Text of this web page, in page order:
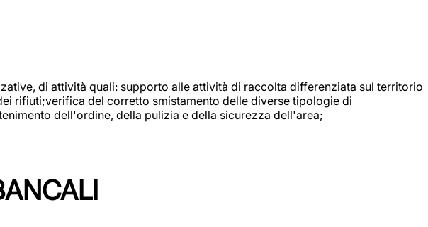
di attività quali: supporto alle attività di raccolta differenziata sul territorio
rifiuti;verifica del corretto smistamento delle diverse tipologie di
dell'ordine, della pulizia e della sicurezza dell'area;